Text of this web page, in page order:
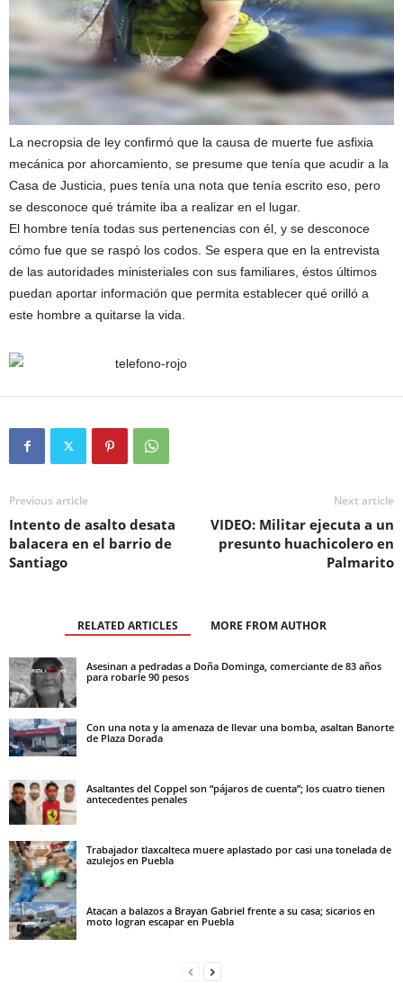
La necropsia de ley confirmó que la causa de muerte fue asfixia
mecánica por ahorcamiento, se presume que tenía que acudir a la
Casa de Justicia, pues tenía una nota que tenía escrito eso, pero
se desconoce qué trámite iba a realizar en el lugar.
El hombre tenía todas sus pertenencias con él, y se desconoce
cómo fue que se raspó los codos. Se espera que en la entrevista
de las autoridades ministeriales con sus familiares, éstos últimos
puedan aportar información que permita establecer qué orilló a
este hombre a quitarse la vida.
Previous article
Intento de asalto desata
balacera en el barrio de
Santiago
Next article
VIDEO: Militar ejecuta a un
presunto huachicolero en
Palmarito
RELATED ARTICLES MORE FROM AUTHOR
Asesinan a pedradas a Doña Dominga, comerciante de 83 años
para robarle 90 pesos
Con una nota y la amenaza de llevar una bomba, asaltan Banorte
de Plaza Dorada
Asaltantes del Coppel son “pájaros de cuenta”; los cuatro tienen
antecedentes penales
Trabajador tlaxcalteca muere aplastado por casi una tonelada de
azulejos en Puebla
Atacan a balazos a Brayan Gabriel frente a su casa; sicarios en
moto logran escapar en Puebla